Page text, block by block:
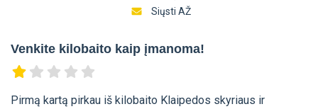
Siųsti AŽ
Venkite kilobaito kaip įmanoma!
Pirmą kartą pirkau iš kilobaito Klaipedos skyriaus ir